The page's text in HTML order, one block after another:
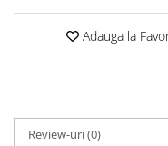
Adauga la
Review-uri(0)